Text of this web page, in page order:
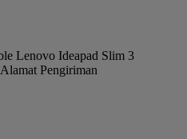
Lenovo Ideapad Slim 3
Pengiriman